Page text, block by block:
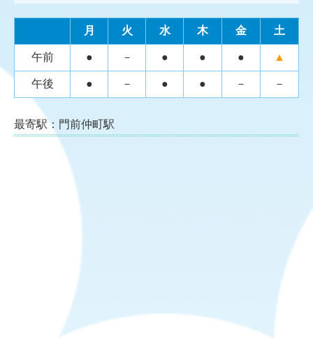
月 火 水 木 金 土
午前 ● － ● ● ● ▲
午後 ● － ● ● － －
最寄駅：門前仲町駅